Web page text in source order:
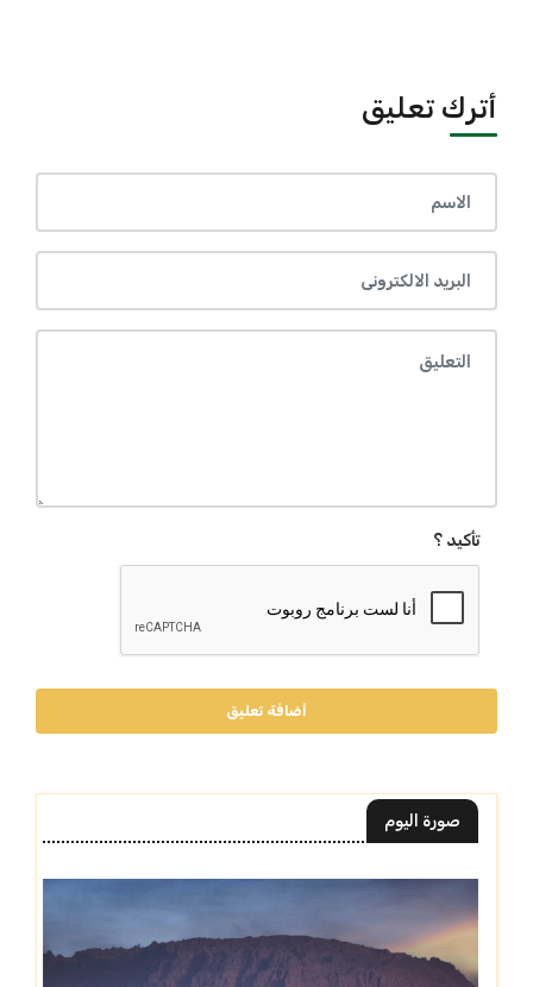
أترك تعليق
تأكيد ؟
أضافة تعليق
صورة اليوم